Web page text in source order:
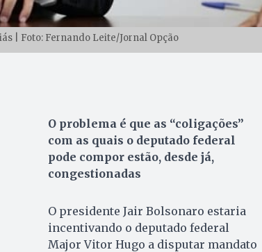
| Foto: Fernando Leite/Jornal Opção
O problema é que as “coligações”
com as quais o deputado federal
pode compor estão, desde já,
congestionadas
O presidente Jair Bolsonaro estaria
incentivando o deputado federal
Major Vitor Hugo a disputar mandato